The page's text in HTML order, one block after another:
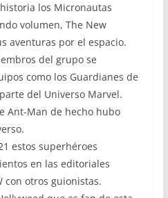
los Micronautas
volumen, The New
aventuras por el espacio.
del grupo se
como los Guardianes de
del Universo Marvel.
Ant-Man de hecho hubo
estos superhéroes
en las editoriales
con otros guionistas.